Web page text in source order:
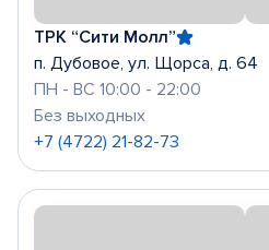
ТРК “Сити Молл”
п. Дубовое, ул. Щорса, д. 64
ПН - ВС 10:00 - 22:00
Без выходных
+7 (4722) 21-82-73